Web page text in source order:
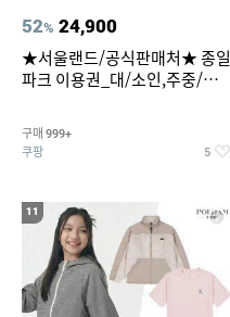
52% 24,900
★서울랜드/공식판매처★ 종일
파크 이용권_대/소인,주중/주
구매 999+
쿠팡 5
11